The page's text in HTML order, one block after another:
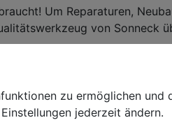
Um Reparaturen,
von Sonneck
und vieles mehr – mit
zu ermöglichen und
jederzeit ändern.